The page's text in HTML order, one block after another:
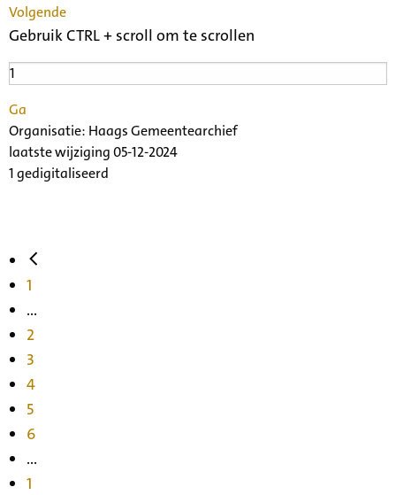
Volgende
Gebruik CTRL + scroll om te scrollen
Ga
Organisatie: Haags Gemeentearchief
laatste wijziging 05-12-2024
1 gedigitaliseerd
1
...
2
3
4
5
6
...
1